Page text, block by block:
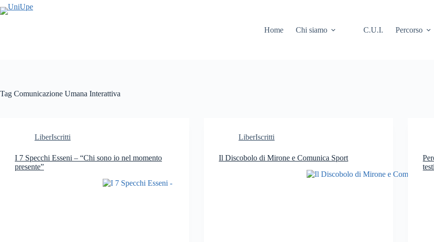
Salta
al
Home
Chi siamo C.U.I. Percorso
Tag Comunicazione Umana Interattiva
LiberIscritti
I 7 Specchi Esseni – “Chi sono io nel momento
presente”
LiberIscritti
Il Discobolo di Mirone e Comunica Sport